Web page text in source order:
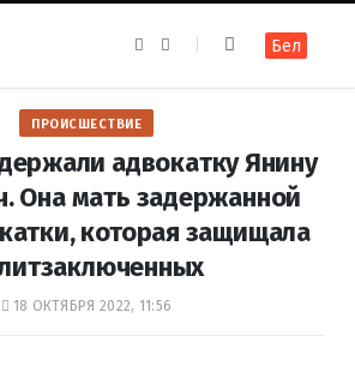
e
b
o
k
t
a
m
Бел
ПРОИСШЕСТВИЕ
адвокатку Янину
Она мать задержанной
которая защищала
18 ОКТЯБРЯ 2022, 11:56